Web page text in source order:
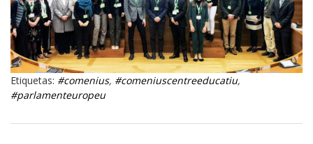
Etiquetas: #comenius, #comeniuscentreeducatiu,
#parlamenteuropeu